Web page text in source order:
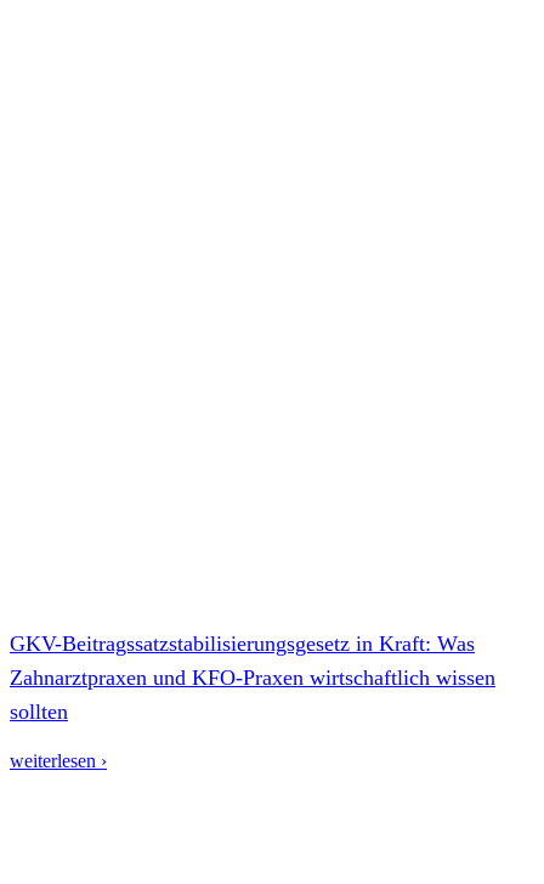
GKV-Beitragssatzstabilisierungsgesetz in Kraft: Was
Zahnarztpraxen und KFO-Praxen wirtschaftlich wissen
sollten
weiterlesen ›